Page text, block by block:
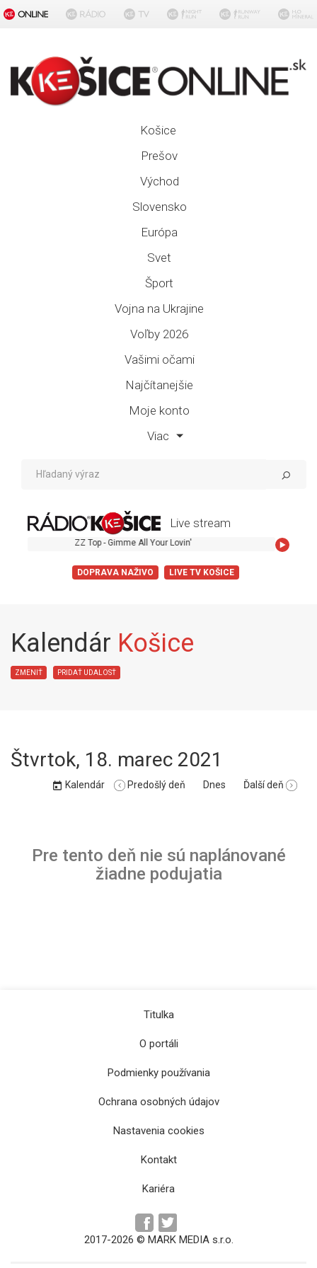
Košice
Prešov
Východ
Slovensko
Európa
Svet
Šport
Vojna na Ukrajine
Voľby 2026
Vašimi očami
Najčítanejšie
Moje konto
Viac
Live stream
ZZ Top - Gimme All Your Lovin'
DOPRAVA NAŽIVO LIVE TV KOŠICE
Kalendár Košice
ZMENIŤ PRIDAŤ UDALOSŤ
Štvrtok, 18. marec 2021
Kalendár Predošlý deň Dnes Ďalší deň
Pre tento deň nie sú naplánované
žiadne podujatia
Titulka
O portáli
Podmienky používania
Ochrana osobných údajov
Nastavenia cookies
Kontakt
Kariéra
2017-2026 © MARK MEDIA s.r.o.